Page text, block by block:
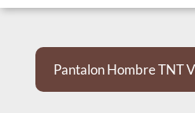
Pantalon Hombre TNT